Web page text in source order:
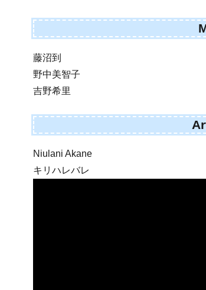
藤沼到
野中美智子
吉野希里
Niulani Akane
キリハレバレ